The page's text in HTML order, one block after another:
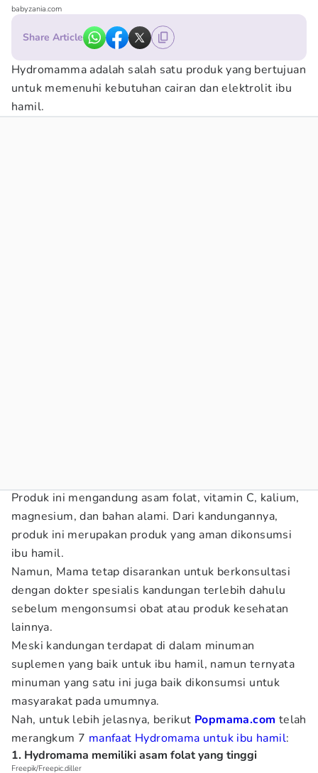
babyzania.com
Share Article
Hydromamma adalah salah satu produk yang bertujuan
untuk memenuhi kebutuhan cairan dan elektrolit ibu
hamil.
Produk ini mengandung asam folat, vitamin C, kalium,
magnesium, dan bahan alami. Dari kandungannya,
produk ini merupakan produk yang aman dikonsumsi
ibu hamil.
Namun, Mama tetap disarankan untuk berkonsultasi
dengan dokter spesialis kandungan terlebih dahulu
sebelum mengonsumsi obat atau produk kesehatan
lainnya.
Meski kandungan terdapat di dalam minuman
suplemen yang baik untuk ibu hamil, namun ternyata
minuman yang satu ini juga baik dikonsumsi untuk
masyarakat pada umumnya.
Nah, untuk lebih jelasnya, berikut Popmama.com telah
merangkum 7 manfaat Hydromama untuk ibu hamil:
1. Hydromama memiliki asam folat yang tinggi
Freepik/Freepic.diller